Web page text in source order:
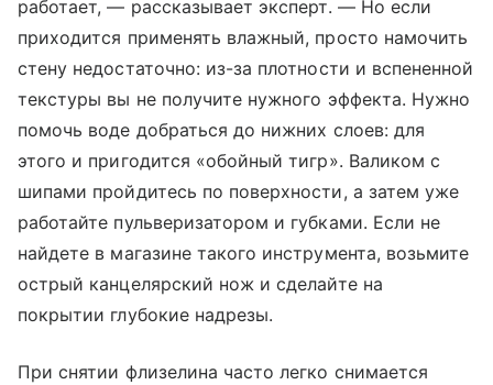
работает, — рассказывает эксперт. — Но если
приходится применять влажный, просто намочить
стену недостаточно: из-за плотности и вспененной
текстуры вы не получите нужного эффекта. Нужно
помочь воде добраться до нижних слоев: для
этого и пригодится «обойный тигр». Валиком с
шипами пройдитесь по поверхности, а затем уже
работайте пульверизатором и губками. Если не
найдете в магазине такого инструмента, возьмите
острый канцелярский нож и сделайте на
покрытии глубокие надрезы.
При снятии флизелина часто легко снимается